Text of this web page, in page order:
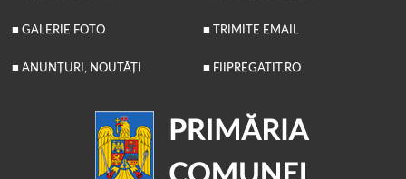
■ GALERIE FOTO
■ ANUNȚURI, NOUTĂȚI
■ TRIMITE EMAIL
■ FIIPREGATIT.RO